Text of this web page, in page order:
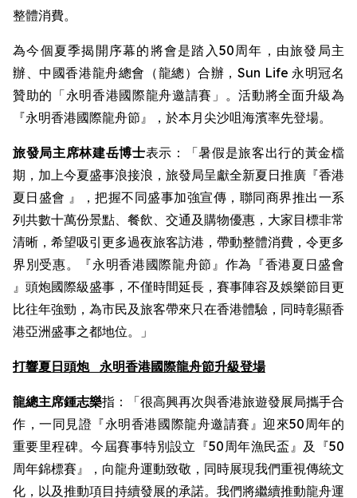
整體消費。
為今個夏季揭開序幕的將會是踏入50周年，由旅發局主
辦、中國香港龍舟總會（龍總）合辦，Sun Life 永明冠名
贊助的「永明香港國際龍舟邀請賽」。活動將全面升級為
『永明香港國際龍舟節』，於本月尖沙咀海濱率先登場。
旅發局主席林建岳博士表示：「暑假是旅客出行的黃金檔
期，加上今夏盛事浪接浪，旅發局呈獻全新夏日推廣『香港
夏日盛會 』，把握不同盛事加強宣傳，聯同商界推出一系
列共數十萬份景點、餐飲、交通及購物優惠，大家目標非常
清晰，希望吸引更多過夜旅客訪港，帶動整體消費，令更多
界別受惠。『永明香港國際龍舟節』作為『香港夏日盛會
』頭炮國際級盛事，不僅時間延長，賽事陣容及娛樂節目更
比往年強勁，為市民及旅客帶來只在香港體驗，同時彰顯香
港亞洲盛事之都地位。」
打響夏日頭炮 永明香港國際龍舟節升級登場
龍總主席鍾志樂指：「很高興再次與香港旅遊發展局攜手合
作，一同見證『永明香港國際龍舟邀請賽』迎來50周年的
重要里程碑。今屆賽事特別設立『50周年漁民盃』及『50
周年錦標賽』，向龍舟運動致敬，同時展現我們重視傳統文
化，以及推動項目持續發展的承諾。我們將繼續推動龍舟運